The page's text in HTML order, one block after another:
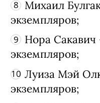
Джордж
экземпляров;
Дарья
экземпляров;
Джейн Остен
экземпляров;